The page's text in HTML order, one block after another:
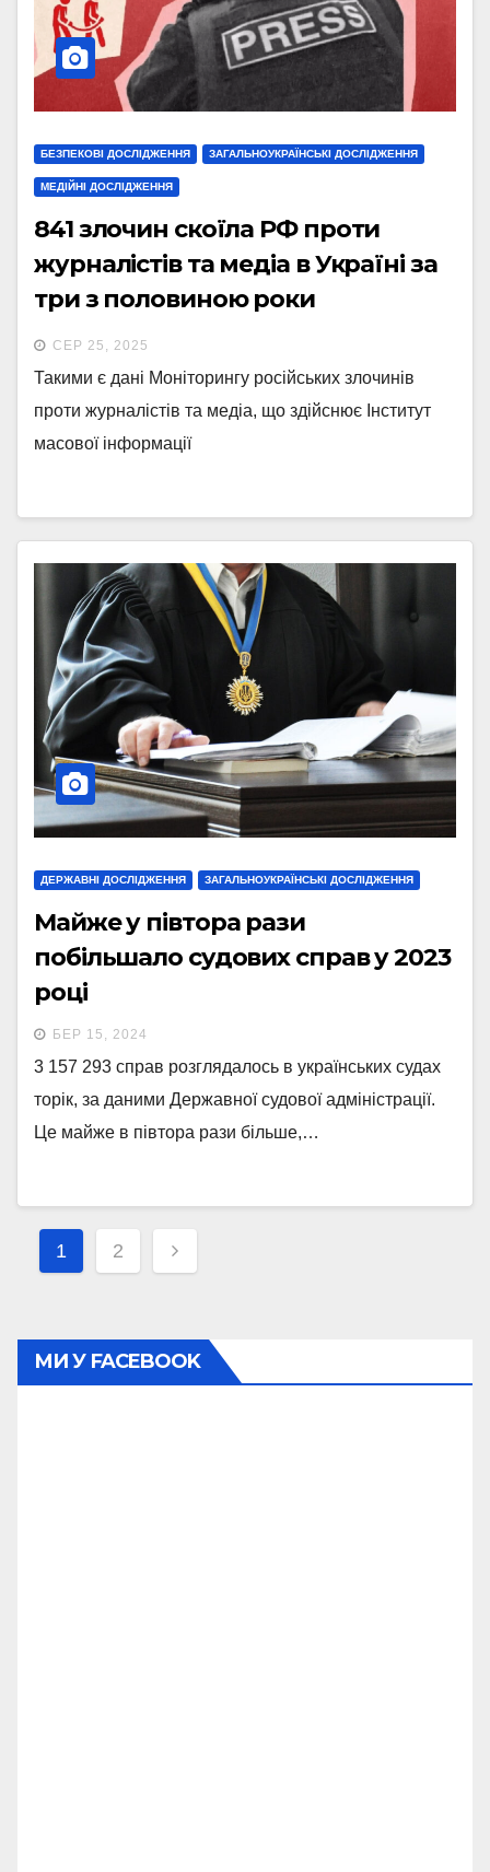
БЕЗПЕКОВІ ДОСЛІДЖЕННЯ ЗАГАЛЬНОУКРАЇНСЬКІ ДОСЛІДЖЕННЯ
МЕДІЙНІ ДОСЛІДЖЕННЯ
841 злочин скоїла РФ проти
журналістів та медіа в Україні за
три з половиною роки
повномасштабної війни
СЕР 25, 2025
Такими є дані Моніторингу російських злочинів
проти журналістів та медіа, що здійснює Інститут
масової інформації
ДЕРЖАВНІ ДОСЛІДЖЕННЯ ЗАГАЛЬНОУКРАЇНСЬКІ ДОСЛІДЖЕННЯ
Майже у півтора рази
побільшало судових справ у 2023
році
БЕР 15, 2024
3 157 293 справ розглядалось в українських судах
торік, за даними Державної судової адміністрації.
Це майже в півтора рази більше,…
Навігація
записів
1 2
МИ У FACEBOOK